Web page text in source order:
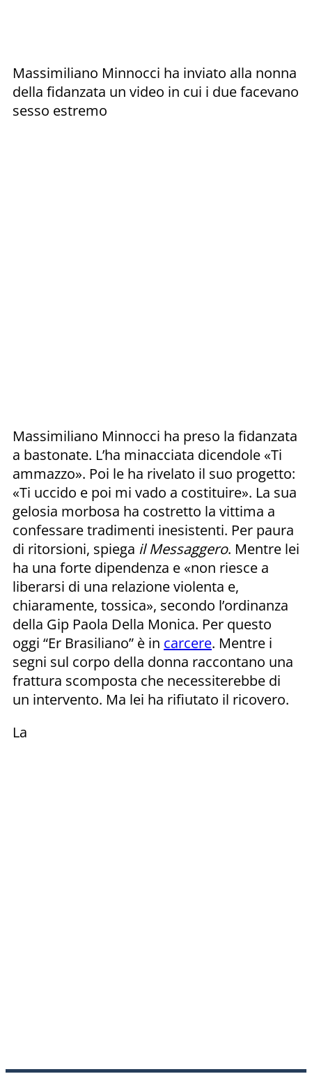
Massimiliano Minnocci ha inviato alla nonna
della fidanzata un video in cui i due facevano
sesso estremo
Massimiliano Minnocci ha preso la fidanzata
a bastonate. L’ha minacciata dicendole «Ti
ammazzo». Poi le ha rivelato il suo progetto:
«Ti uccido e poi mi vado a costituire». La sua
gelosia morbosa ha costretto la vittima a
confessare tradimenti inesistenti. Per paura
di ritorsioni, spiega il Messaggero. Mentre lei
ha una forte dipendenza e «non riesce a
liberarsi di una relazione violenta e,
chiaramente, tossica», secondo l’ordinanza
della Gip Paola Della Monica. Per questo
oggi “Er Brasiliano” è in carcere. Mentre i
segni sul corpo della donna raccontano una
frattura scomposta che necessiterebbe di
un intervento. Ma lei ha rifiutato il ricovero.
La